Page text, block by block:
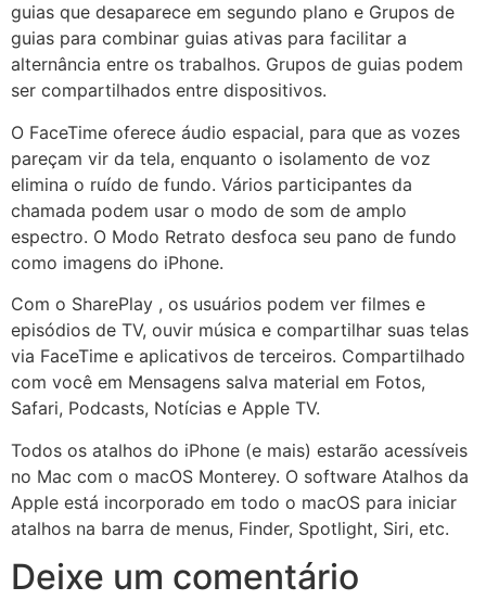
guias que desaparece em segundo plano e Grupos de
guias para combinar guias ativas para facilitar a
alternância entre os trabalhos. Grupos de guias podem
ser compartilhados entre dispositivos.
O FaceTime oferece áudio espacial, para que as vozes
pareçam vir da tela, enquanto o isolamento de voz
elimina o ruído de fundo. Vários participantes da
chamada podem usar o modo de som de amplo
espectro. O Modo Retrato desfoca seu pano de fundo
como imagens do iPhone.
Com o SharePlay , os usuários podem ver filmes e
episódios de TV, ouvir música e compartilhar suas telas
via FaceTime e aplicativos de terceiros. Compartilhado
com você em Mensagens salva material em Fotos,
Safari, Podcasts, Notícias e Apple TV.
Todos os atalhos do iPhone (e mais) estarão acessíveis
no Mac com o macOS Monterey. O software Atalhos da
Apple está incorporado em todo o macOS para iniciar
atalhos na barra de menus, Finder, Spotlight, Siri, etc.
Deixe um comentário